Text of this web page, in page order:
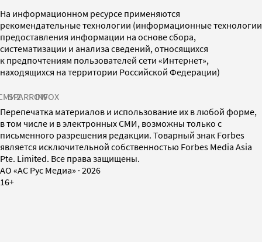
На информационном ресурсе применяются
рекомендательные технологии (информационные технологии
предоставления информации на основе сбора,
систематизации и анализа сведений, относящихся
к предпочтениям пользователей сети «Интернет»,
находящихся на территории Российской Федерации)
SPARROWINFOX
Перепечатка материалов и использование их в любой форме,
в том числе и в электронных СМИ, возможны только с
письменного разрешения редакции. Товарный знак Forbes
является исключительной собственностью Forbes Media Asia
Pte. Limited. Все права защищены.
AO «АС Рус Медиа» · 2026
16+